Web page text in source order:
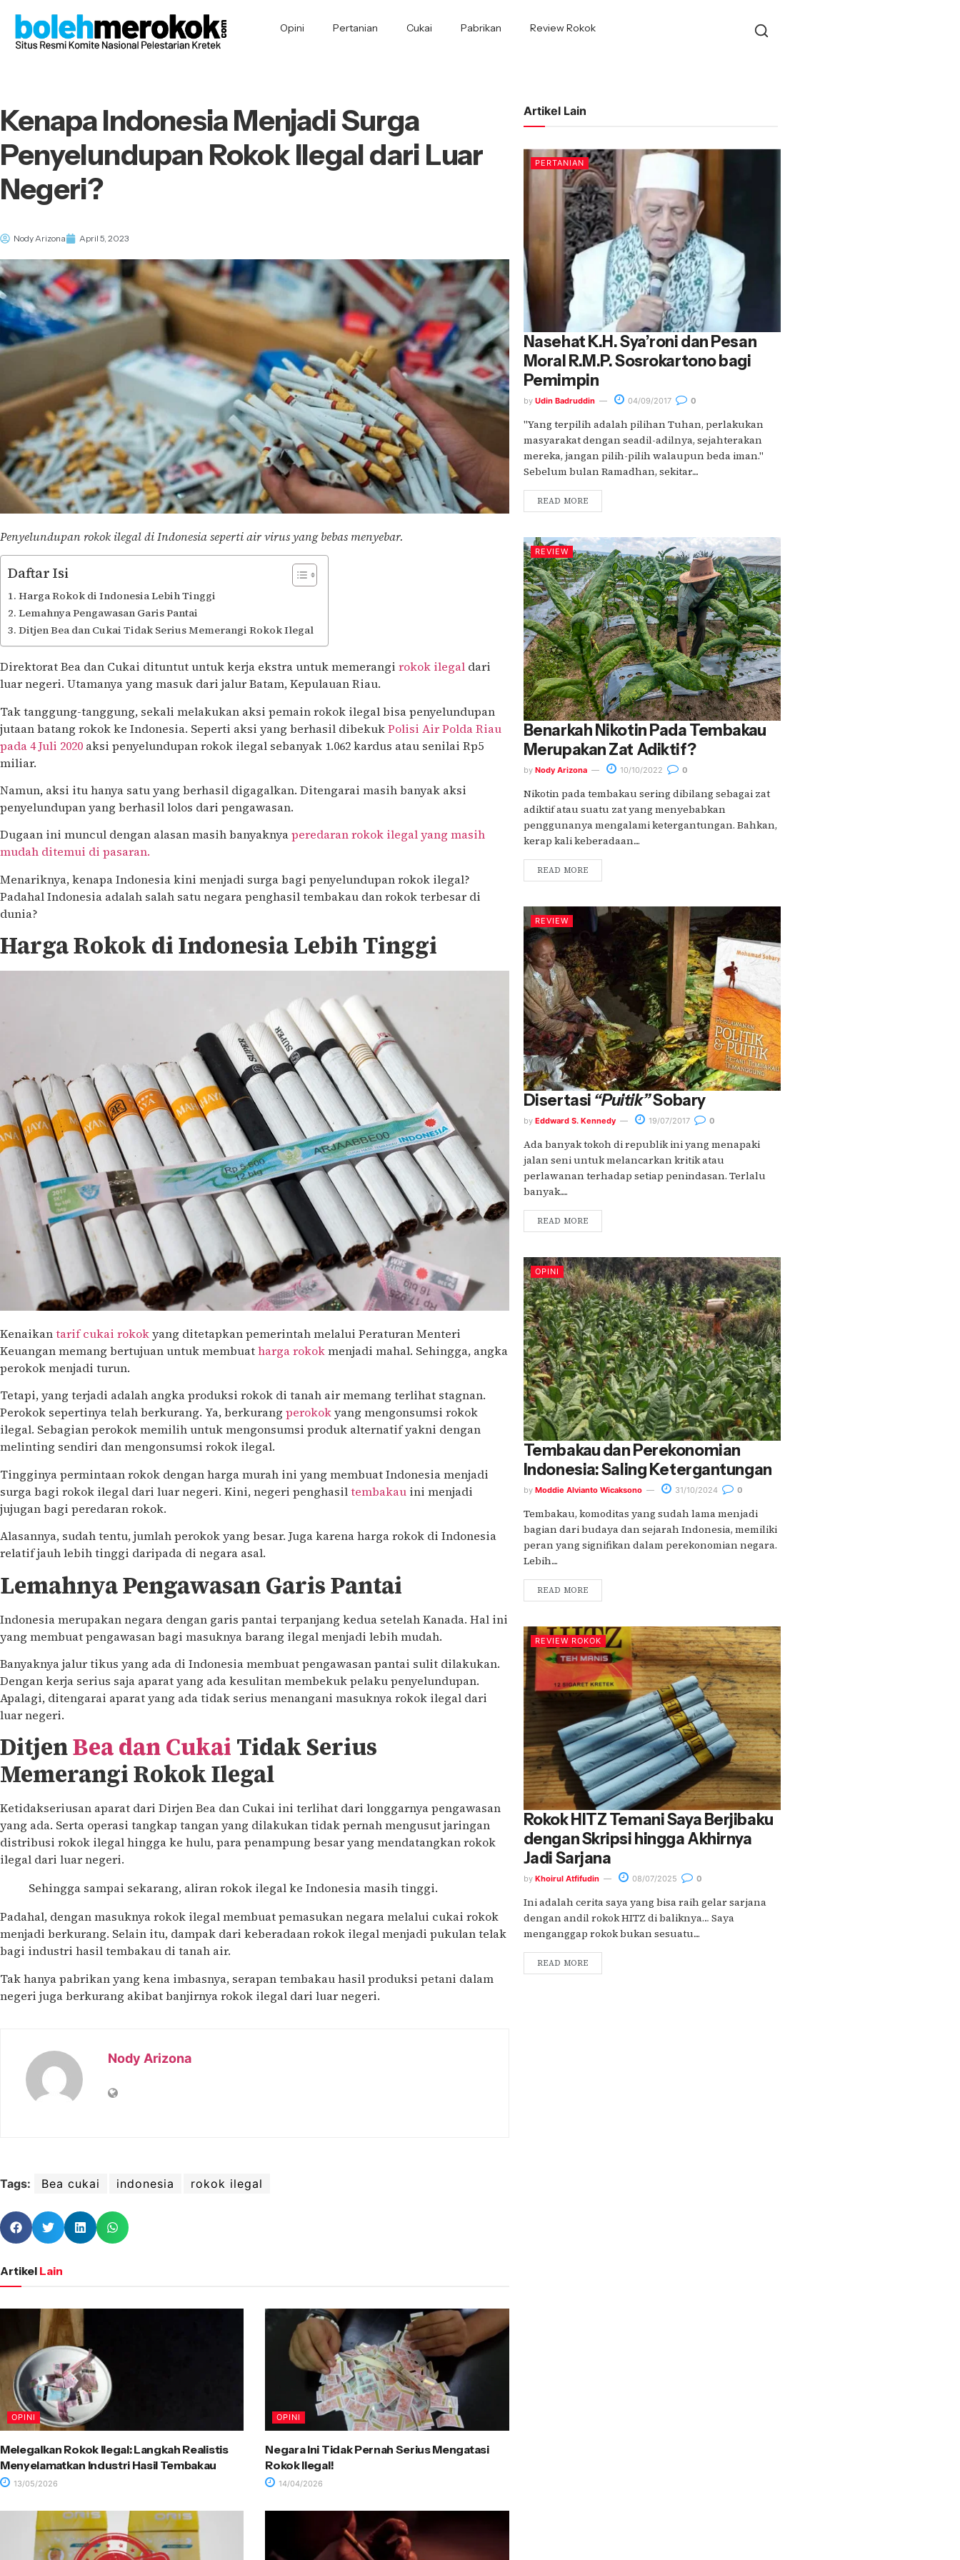
Opini Pertanian Cukai Pabrikan Review Rokok
Kenapa Indonesia Menjadi Surga
Penyelundupan Rokok Ilegal dari Luar
Negeri?
Nody Arizona April 5, 2023
Penyelundupan rokok ilegal di Indonesia seperti air virus yang bebas menyebar.
Daftar Isi
Harga Rokok di Indonesia Lebih Tinggi
Lemahnya Pengawasan Garis Pantai
Ditjen Bea dan Cukai Tidak Serius Memerangi Rokok Ilegal
Direktorat Bea dan Cukai dituntut untuk kerja ekstra untuk memerangi rokok ilegal dari
luar negeri. Utamanya yang masuk dari jalur Batam, Kepulauan Riau.
Tak tanggung-tanggung, sekali melakukan aksi pemain rokok ilegal bisa penyelundupan
jutaan batang rokok ke Indonesia. Seperti aksi yang berhasil dibekukPolisi Air Polda Riau
pada 4 Juli 2020 aksi penyelundupan rokok ilegal sebanyak 1.062 kardus atau senilai Rp5
miliar.
Namun, aksi itu hanya satu yang berhasil digagalkan. Ditengarai masih banyak aksi
penyelundupan yang berhasil lolos dari pengawasan.
Dugaan ini muncul dengan alasan masih banyaknyaperedaran rokok ilegal yang masih
mudah ditemui di pasaran.
Menariknya, kenapa Indonesia kini menjadi surga bagi penyelundupan rokok ilegal?
Padahal Indonesia adalah salah satu negara penghasil tembakau dan rokok terbesar di
dunia?
Harga Rokok di Indonesia Lebih Tinggi
Kenaikantarif cukai rokokyang ditetapkan pemerintah melalui Peraturan Menteri
Keuangan memang bertujuan untuk membuatharga rokokmenjadi mahal. Sehingga, angka
perokok menjadi turun.
Tetapi, yang terjadi adalah angka produksi rokok di tanah air memang terlihat stagnan.
Perokok sepertinya telah berkurang. Ya, berkurang perokokyang mengonsumsi rokok
ilegal. Sebagian perokok memilih untuk mengonsumsi produk alternatif yakni dengan
melinting sendiri dan mengonsumsi rokok ilegal.
Tingginya permintaan rokok dengan harga murah ini yang membuat Indonesia menjadi
surga bagi rokok ilegal dari luar negeri. Kini, negeri penghasiltembakau ini menjadi
jujugan bagi peredaran rokok.
Alasannya, sudah tentu, jumlah perokok yang besar. Juga karena harga rokok di Indonesia
relatif jauh lebih tinggi daripada di negara asal.
Lemahnya Pengawasan Garis Pantai
Indonesia merupakan negara dengan garis pantai terpanjang kedua setelah Kanada. Hal ini
yang membuat pengawasan bagi masuknya barang ilegal menjadi lebih mudah.
Banyaknya jalur tikus yang ada di Indonesia membuat pengawasan pantai sulit dilakukan.
Dengan kerja serius saja aparat yang ada kesulitan membekuk pelaku penyelundupan.
Apalagi, ditengarai aparat yang ada tidak serius menangani masuknya rokok ilegal dari
luar negeri.
DitjenBea dan Cukai Tidak Serius
Memerangi Rokok Ilegal
Ketidakseriusan aparat dari Dirjen Bea dan Cukai ini terlihat dari longgarnya pengawasan
yang ada. Serta operasi tangkap tangan yang dilakukan tidak pernah mengusut jaringan
distribusi rokok ilegal hingga ke hulu, para penampung besar yang mendatangkan rokok
ilegal dari luar negeri.
Sehingga sampai sekarang, aliran rokok ilegal ke Indonesia masih tinggi.
Padahal, dengan masuknya rokok ilegal membuat pemasukan negara melalui cukai rokok
menjadi berkurang. Selain itu, dampak dari keberadaan rokok ilegal menjadi pukulan telak
bagi industri hasil tembakau di tanah air.
Tak hanya pabrikan yang kena imbasnya, serapan tembakau hasil produksi petani dalam
negeri juga berkurang akibat banjirnya rokok ilegal dari luar negeri.
Nody Arizona
Tags: Bea cukai indonesia rokok ilegal
Artikel Lain
OPINI
Melegalkan Rokok Ilegal: Langkah Realistis
Menyelamatkan Industri Hasil Tembakau
13/05/2026
OPINI
Negara Ini Tidak Pernah Serius Mengatasi
Rokok Ilegal!
14/04/2026
Artikel Lain
PERTANIAN
Nasehat K.H. Sya’roni dan Pesan
Moral R.M.P. Sosrokartono bagi
Pemimpin
by Udin Badruddin 04/09/2017 0
"Yang terpilih adalah pilihan Tuhan, perlakukan
masyarakat dengan seadil-adilnya, sejahterakan
mereka, jangan pilih-pilih walaupun beda iman."
Sebelum bulan Ramadhan, sekitar....
READ MORE
REVIEW
Benarkah Nikotin Pada Tembakau
Merupakan Zat Adiktif?
by Nody Arizona 10/10/2022 0
Nikotin pada tembakau sering dibilang sebagai zat
adiktif atau suatu zat yang menyebabkan
penggunanya mengalami ketergantungan. Bahkan,
kerap kali keberadaan....
READ MORE
REVIEW
Disertasi “Puitik”Sobary
by Eddward S. Kennedy 19/07/2017 0
Ada banyak tokoh di republik ini yang menapaki
jalan seni untuk melancarkan kritik atau
perlawanan terhadap setiap penindasan. Terlalu
banyak.....
READ MORE
OPINI
Tembakau dan Perekonomian
Indonesia: Saling Ketergantungan
by Moddie Alvianto Wicaksono 31/10/2024 0
Tembakau, komoditas yang sudah lama menjadi
bagian dari budaya dan sejarah Indonesia, memiliki
peran yang signifikan dalam perekonomian negara.
Lebih....
READ MORE
REVIEW ROKOK
Rokok HITZ Temani Saya Berjibaku
dengan Skripsi hingga Akhirnya
Jadi Sarjana
by Khoirul Atfifudin 08/07/2025 0
Ini adalah cerita saya yang bisa raih gelar sarjana
dengan andil rokok HITZ di baliknya… Saya
menganggap rokok bukan sesuatu....
READ MORE